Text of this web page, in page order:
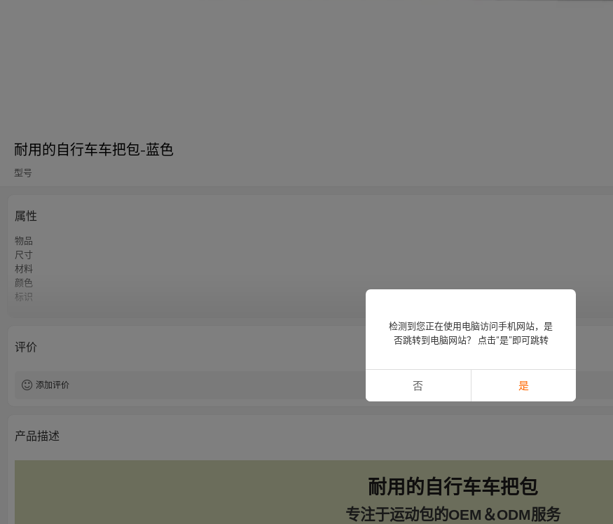
耐用的自行车车把包-蓝色
型号
属性
物品
尺寸
材料
颜色
标识
评价
添加评价
产品描述
耐用的自行车车把包
专注于运动包的OEM＆ODM服务
检测到您正在使用电脑访问手机网站，是
否跳转到电脑网站？ 点击“是”即可跳转
否 是